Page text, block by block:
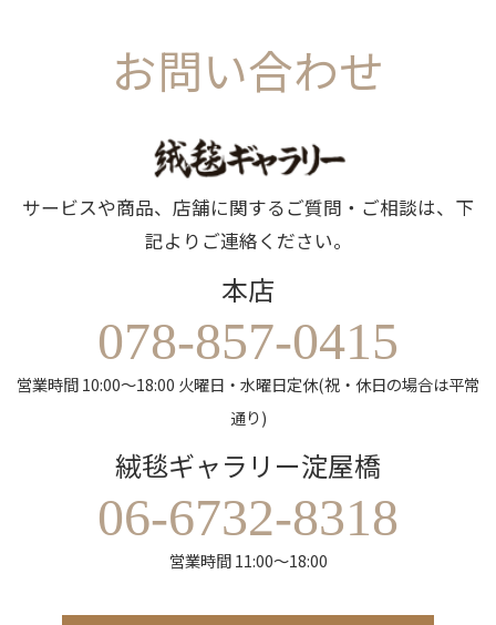
お問い合わせ
サービスや商品、店舗に関するご質問・ご相談は、下
記よりご連絡ください。
本店
078-857-0415
営業時間 10:00～18:00 火曜日・水曜日定休(祝・休日の場合は平常
通り)
絨毯ギャラリー淀屋橋
06-6732-8318
営業時間 11:00～18:00